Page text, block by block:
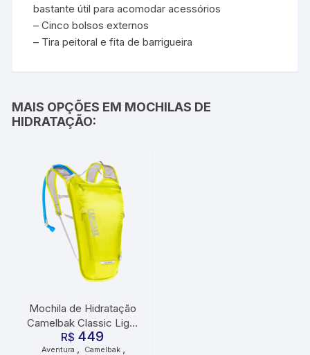
bastante útil para acomodar acessórios
– Cinco bolsos externos
– Tira peitoral e fita de barrigueira
MAIS OPÇÕES EM MOCHILAS DE
HIDRATAÇÃO:
Mochila de Hidratação
Camelbak Classic Light
2 Litros Amarela
R$ 449
Aventura Camelbak